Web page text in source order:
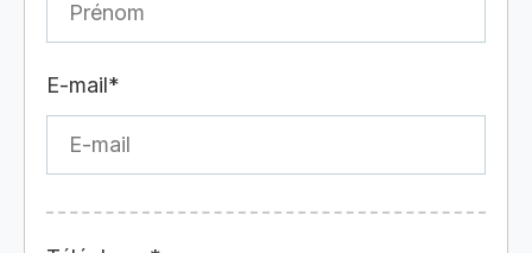
E-mail*